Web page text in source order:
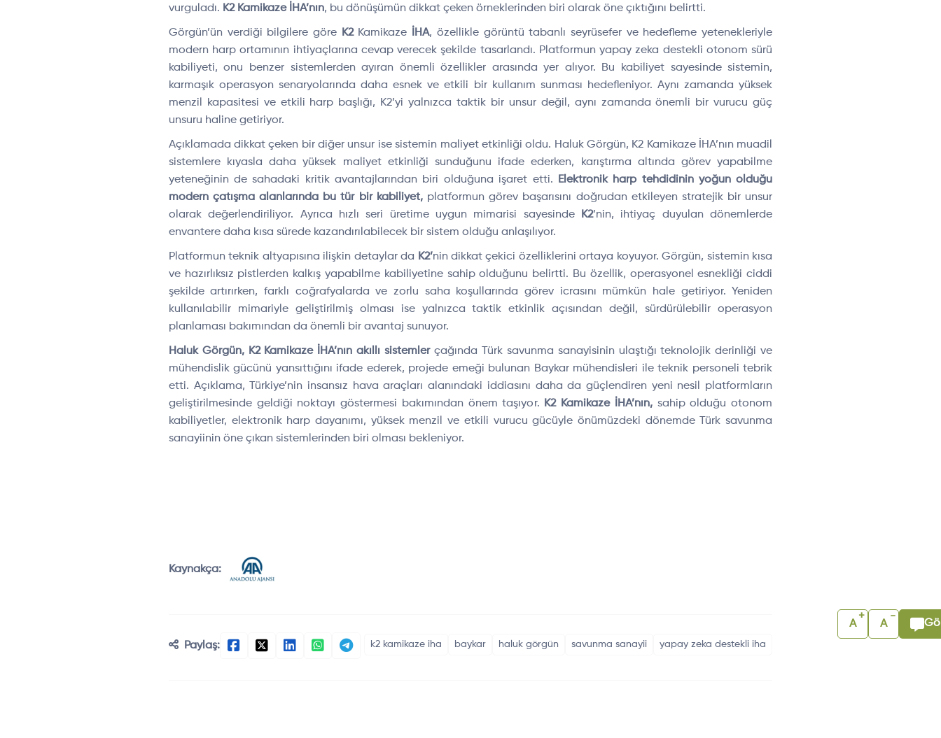
vurguladı. K2 Kamikaze İHA’nın, bu dönüşümün dikkat çeken örneklerinden biri olarak öne çıktığını belirtti.
Görgün’ün verdiği bilgilere göre K2Kamikaze İHA, özellikle görüntü tabanlı seyrüsefer ve hedefleme yetenekleriyle
modern harp ortamının ihtiyaçlarına cevap verecek şekilde tasarlandı. Platformun yapay zeka destekli otonom sürü
kabiliyeti, onu benzer sistemlerden ayıran önemli özellikler arasında yer alıyor. Bu kabiliyet sayesinde sistemin,
karmaşık operasyon senaryolarında daha esnek ve etkili bir kullanım sunması hedefleniyor. Aynı zamanda yüksek
menzil kapasitesi ve etkili harp başlığı, K2’yi yalnızca taktik bir unsur değil, aynı zamanda önemli bir vurucu güç
unsuru haline getiriyor.
Açıklamada dikkat çeken bir diğer unsur ise sistemin maliyet etkinliği oldu. Haluk Görgün, K2 Kamikaze İHA’nın muadil
sistemlere kıyasla daha yüksek maliyet etkinliği sunduğunu ifade ederken, karıştırma altında görev yapabilme
yeteneğinin de sahadaki kritik avantajlarından biri olduğuna işaret etti. Elektronik harp tehdidinin yoğun olduğu
modern çatışma alanlarında bu tür bir kabiliyet,platformun görev başarısını doğrudan etkileyen stratejik bir unsur
olarak değerlendiriliyor. Ayrıca hızlı seri üretime uygun mimarisi sayesinde K2’nin, ihtiyaç duyulan dönemlerde
envantere daha kısa sürede kazandırılabilecek bir sistem olduğu anlaşılıyor.
Platformun teknik altyapısına ilişkin detaylar da K2’nin dikkat çekici özelliklerini ortaya koyuyor. Görgün, sistemin kısa
ve hazırlıksız pistlerden kalkış yapabilme kabiliyetine sahip olduğunu belirtti. Bu özellik, operasyonel esnekliği ciddi
şekilde artırırken, farklı coğrafyalarda ve zorlu saha koşullarında görev icrasını mümkün hale getiriyor. Yeniden
kullanılabilir mimariyle geliştirilmiş olması ise yalnızca taktik etkinlik açısından değil, sürdürülebilir operasyon
planlaması bakımından da önemli bir avantaj sunuyor.
Haluk Görgün, K2 Kamikaze İHA’nın akıllı sistemler çağında Türk savunma sanayisinin ulaştığı teknolojik derinliği ve
mühendislik gücünü yansıttığını ifade ederek, projede emeği bulunan Baykar mühendisleri ile teknik personeli tebrik
etti. Açıklama, Türkiye’nin insansız hava araçları alanındaki iddiasını daha da güçlendiren yeni nesil platformların
geliştirilmesinde geldiği noktayı göstermesi bakımından önem taşıyor. K2 Kamikaze İHA’nın,sahip olduğu otonom
kabiliyetler, elektronik harp dayanımı, yüksek menzil ve etkili vurucu gücüyle önümüzdeki dönemde Türk savunma
sanayiinin öne çıkan sistemlerinden biri olması bekleniyor.
Kaynakça:
Paylaş: k2 kamikaze iha baykar haluk görgün savunma sanayii yapay zeka destekli iha
A
+
A
-